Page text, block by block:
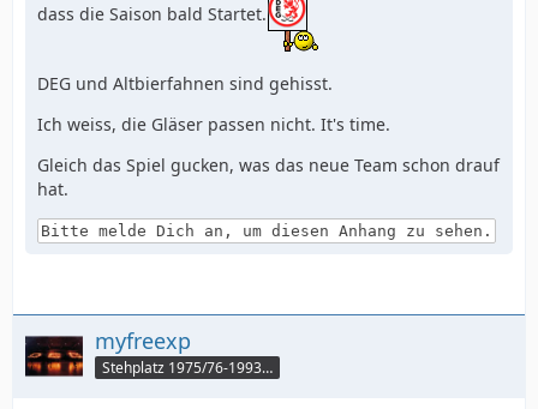
dass die Saison bald Startet.
DEG und Altbierfahnen sind gehisst.
Ich weiss, die Gläser passen nicht. It's time.
Gleich das Spiel gucken, was das neue Team schon drauf
hat.
Bitte melde Dich an, um diesen Anhang zu sehen.
myfreexp
Stehplatz 1975/76-1993/94